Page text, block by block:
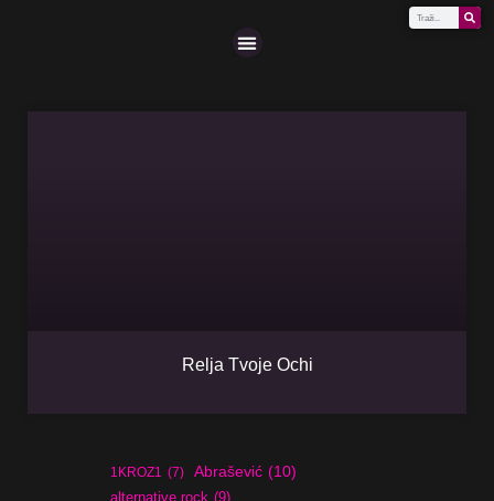
Relja Tvoje Ochi
1KROZ1 (7) Abrašević (10)
alternative rock (9)